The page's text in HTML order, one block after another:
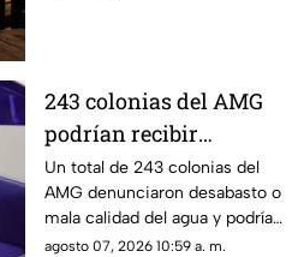
243 colonias del AMG
podrían recibir
descuentos por fallas
en el servicio de agua
Un total de 243 colonias del
AMG denunciaron desabasto o
mala calidad del agua y podrían
recibir un descuento
agosto 07, 2026 10:59 a. m.